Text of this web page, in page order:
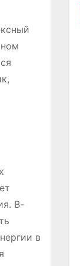
В-
в